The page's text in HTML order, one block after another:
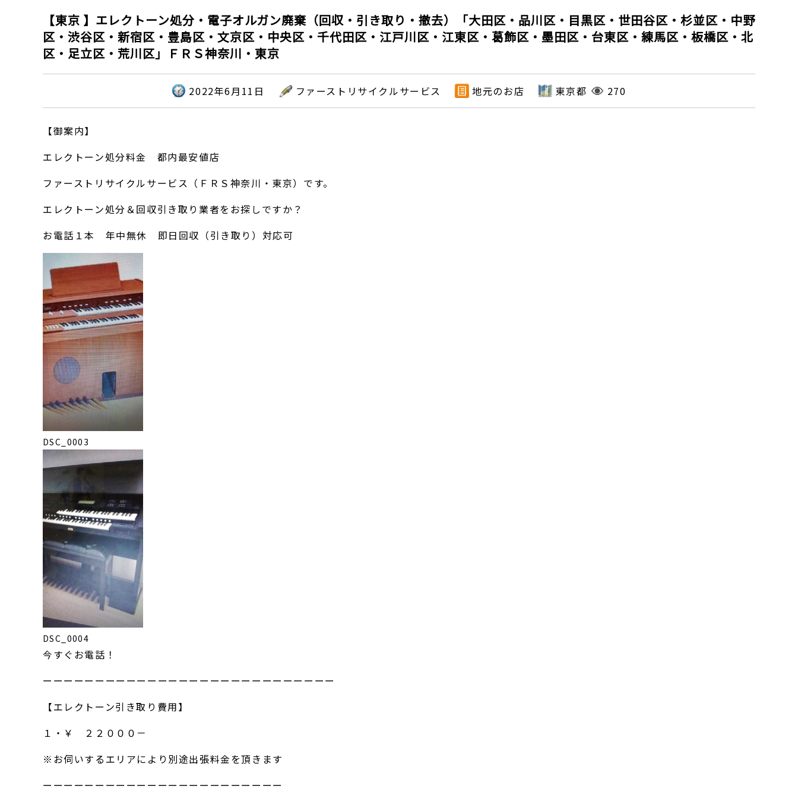
【東京 】エレクトーン処分・電子オルガン廃棄（回収・引き取り・撤去）「大田区・品川区・目黒区・世田谷区・杉並区・中野
区・渋谷区・新宿区・豊島区・文京区・中央区・千代田区・江戸川区・江東区・葛飾区・墨田区・台東区・練馬区・板橋区・北
区・足立区・荒川区」ＦＲＳ神奈川・東京
2022年6月11日 ファーストリサイクルサービス 地元のお店 東京都 270
【御案内】
エレクトーン処分料金 都内最安値店
ファーストリサイクルサービス（ＦＲＳ神奈川・東京）です。
エレクトーン処分＆回収引き取り業者をお探しですか？
お電話１本 年中無休 即日回収（引き取り）対応可
DSC_0003
DSC_0004
今すぐお電話！
ーーーーーーーーーーーーーーーーーーーーーーーーーーーー
【エレクトーン引き取り費用】
１・￥ ２２０００－
※お伺いするエリアにより別途出張料金を頂きます
ーーーーーーーーーーーーーーーーーーーーーーー